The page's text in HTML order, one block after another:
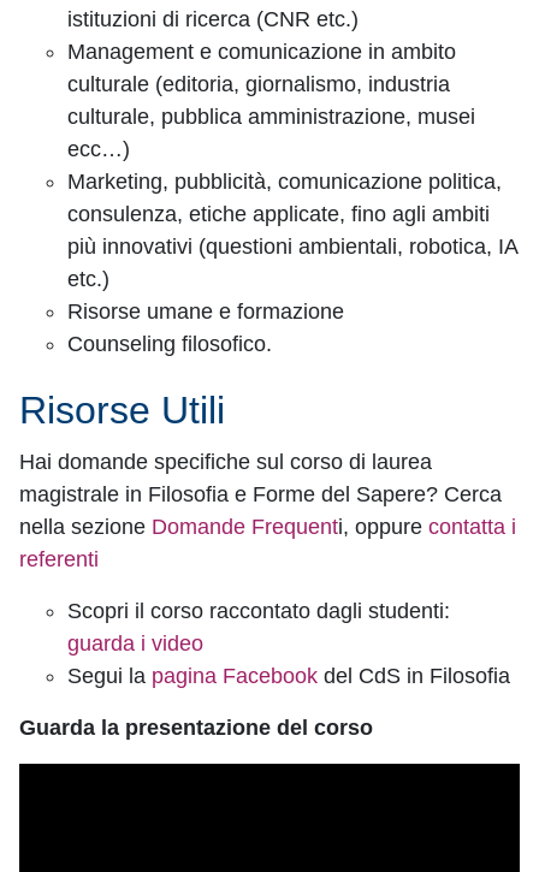
istituzioni di ricerca (CNR etc.)
Management e comunicazione in ambito
culturale (editoria, giornalismo, industria
culturale, pubblica amministrazione, musei
ecc…)
Marketing, pubblicità, comunicazione politica,
consulenza, etiche applicate, fino agli ambiti
più innovativi (questioni ambientali, robotica, IA
etc.)
Risorse umane e formazione
Counseling filosofico.
Risorse Utili
Hai domande specifiche sul corso di laurea
magistrale in Filosofia e Forme del Sapere? Cerca
nella sezione Domande Frequenti, oppure contatta i
referenti
Scopri il corso raccontato dagli studenti:
guarda i video
Segui la pagina Facebook del CdS in Filosofia
Guarda la presentazione del corso